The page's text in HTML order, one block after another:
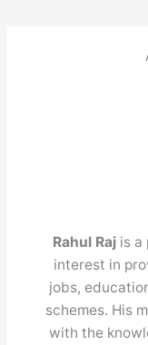
Rahul Raj is a
interest in
jobs,
schemes. His
with the